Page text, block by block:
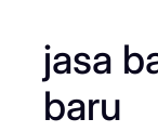
jasa
baru